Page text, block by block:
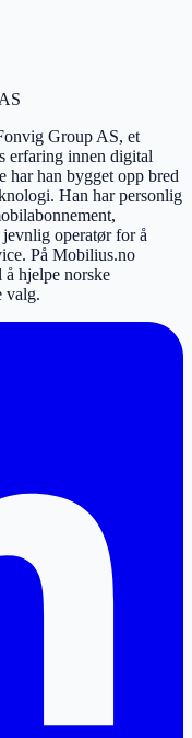
Group AS, et
erfaring innen digital
har han bygget opp bred
Han har personlig
operatør for å
På Mobilius.no
å hjelpe norske
valg.